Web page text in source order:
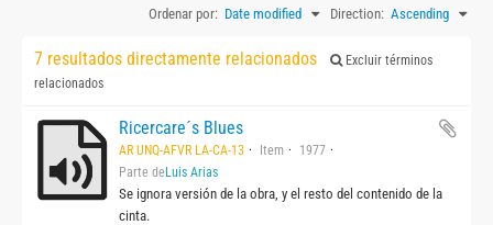
Ordenar por: Date modified Direction: Ascending
7 resultados directamente relacionados
Excluir términos
relacionados
Ricercare´s Blues
AR UNQ-AFVR LA-CA-13 Item
1977
Parte de Luis Arias
Se ignora versión de la obra, y el resto del contenido de la
cinta.